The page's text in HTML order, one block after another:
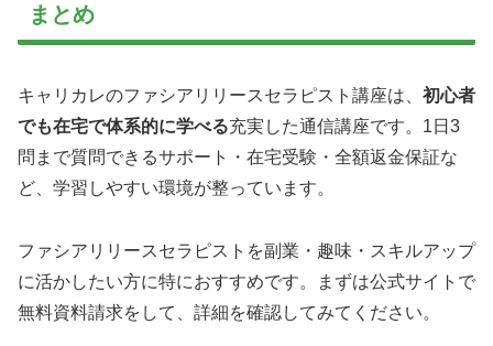
まとめ
キャリカレのファシアリリースセラピスト講座は、 初心者
でも在宅で体系的に学べる充実した通信講座です。1日3
問まで質問できるサポート・在宅受験・全額返金保証な
ど、学習しやすい環境が整っています。
ファシアリリースセラピストを副業・趣味・スキルアップ
に活かしたい方に特におすすめです。まずは公式サイトで
無料資料請求をして、詳細を確認してみてください。